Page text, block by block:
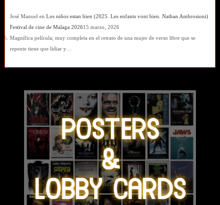
José Manuel en Los niños estan bien (2025. Les enfants vont bien. Nathan Ambrosioni)
Festival de cine de Malaga 202615 marzo, 2026
Magnífica película; muy completa en el retrato de una mujer de verso libre que se
repente tiene que lidiar y…